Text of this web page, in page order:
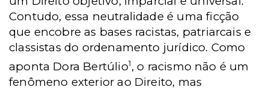
Contudo, essa neutralidade é uma ficção
que encobre as bases racistas, patriarcais e
classistas do ordenamento jurídico. Como
aponta Dora Bertúlio1, o racismo não é um
fenômeno exterior ao Direito, mas